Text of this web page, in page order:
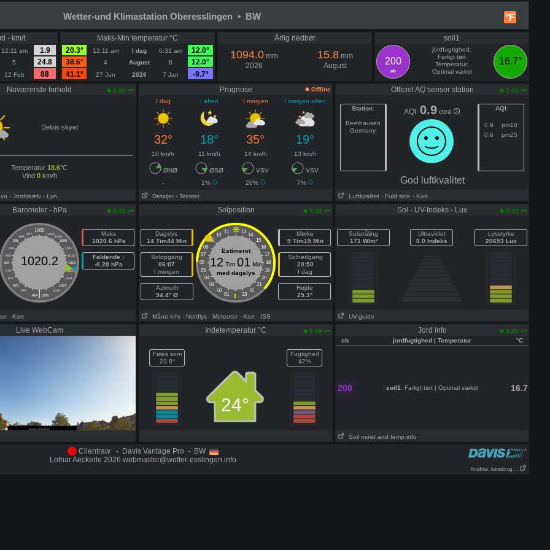
°F
Wetter-und Klimastation Oberesslingen • BW
- km/t
12:11 am
1.9
5
24.8
12 Feb 88
Maks-Min temperatur °C
20.3°
12:11 am I dag 6:31 am
12.0°
38.6°
4 August 8
12.0°
41.1°
27 Jun 2026 7 Jan -9.7°
Årlig nedbør
1094.0 mm
2026
15.8 mm
August
soil1
200
cb
16.7°
jordfugtighed:
Farligt tørt
Temperatur:
Optimal vækst
Nuværende forhold 8:20 am
Delvis skyet
Temperatur 18.6°C
Vind 0km/h
- Jordskælv - Lyn
Prognose
Offline
I dag
I aften I morgen I morgen aften
32° 18° 35° 19°
10 km/h 11 km/h 14 km/h 13 km/h
ØNØ ØSØ VSV
VSV
-
1% 20%
7%
Detaljer - Tekster
Officiel AQ sensor station 7:00 am
Station:
Bernhausen
Germany
AQI: 0.9 eea AQI:
0.9
pm10
0.6
pm25
God luftkvalitet
Luftkvalitet - Fuld side - Kort
Barometer - hPa 8:49 am
1000
997 1003
994
1006
991
1009
988
1012
985
1015
982
1018
979
1021
976
1024
973
1027
970
1030
|
964 1036
1020.2
Maks
1020.6 hPa
Faldende ↓
-0.20 hPa
- Kort
Solposition 8:49 am
Dagslys
14 Tim44 Min
Solopgang
06:07
I morgen
Azimuth
94.4° Ø
11 13
10
14
09
15
08
16
07
17
06
18
05
19
04
20
03
21
02
22
01 23
Estimeret
12 Tim 01 Min
med dagslys
Mørke
9 Tim15 Min
Solnedgang
20:50
I dag
Højde
25.3°
Måne info - Nordlys - Meteorer - Kort - ISS
Sol - UV-Indeks - Lux 8:49 am
Solstråling
171 W/m²
Ultraviolet
0.0 Indeks
Lysstyrke
20653 Lux
UV-guide
Live WebCam Indetemperatur °C 8:49 am
Føles som
23.8°
24°
Fugtighed
42%
Jord info 8:49 am
cb jordfugtighed | Temperatur °C
200 soil1 : Farligt tørt | Optimal vækst 16.7
Soil moist and temp info
! Clientraw - Davis Vantage Pro - BW
Lothar Aeckerle 2026 webmaster@wetter-esslingen.info
Kreditter, kontakt og . . .